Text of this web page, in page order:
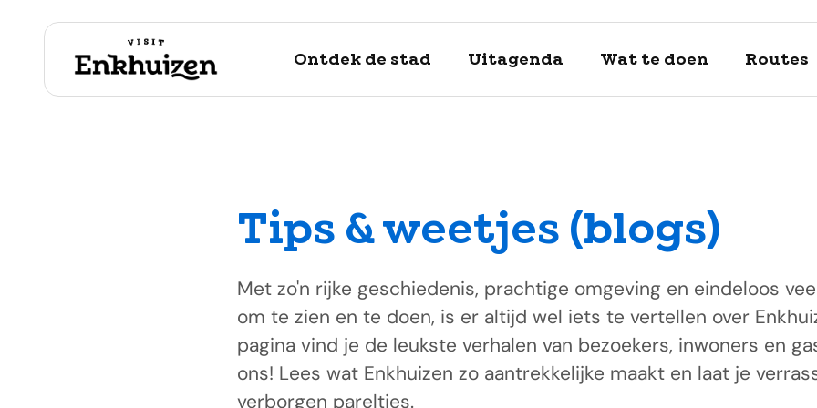
Ontdek de stad Uitagenda Wat te doen Routes
Tip: de
Enkhuizen laat
Enkhuizen
je inspireren en
uitjes!
Ga
Ontdek ook de
mix van
fiets!
Beleef
gevarieerde
verkrijgbaar bij
Tips
Je bezoek
langs en
inspiratie.
Tips & weetjes (blogs)
Met zo'n rijke geschiedenis, prachtige omgeving en eindeloos
om te zien en te doen, is er altijd wel iets te vertellen over
pagina vind je de leukste verhalen van bezoekers, inwoners en
ons! Lees wat Enkhuizen zo aantrekkelijke maakt en laat je
verborgen pareltjes.